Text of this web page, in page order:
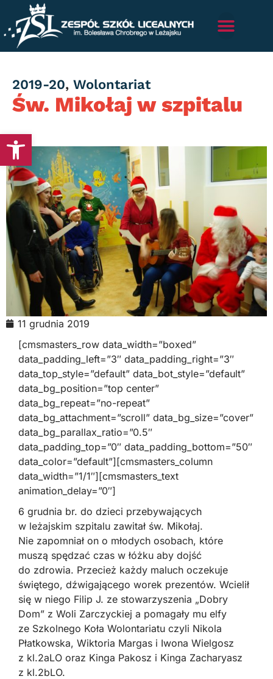
Otwórz pasek narzędzi
Św. Mikołaj w szpitalu
Category
2019-20, Wolontariat
11 grudnia 2019
[cmsmasters_row data_width=”boxed”
data_padding_left=”3″ data_padding_right=”3″
data_top_style=”default” data_bot_style=”default”
data_bg_position=”top center”
data_bg_repeat=”no-repeat”
data_bg_attachment=”scroll” data_bg_size=”cover”
data_bg_parallax_ratio=”0.5″
data_padding_top=”0″ data_padding_bottom=”50″
data_color=”default”][cmsmasters_column
data_width=”1/1″][cmsmasters_text
animation_delay=”0″]
6 grudnia br. do dzieci przebywających
w leżajskim szpitalu zawitał św. Mikołaj.
Nie zapomniał on o młodych osobach, które
muszą spędzać czas w łóżku aby dojść
do zdrowia. Przecież każdy maluch oczekuje
świętego, dźwigającego worek prezentów. Wcielił
się w niego Filip J. ze stowarzyszenia „Dobry
Dom” z Woli Zarczyckiej a pomagały mu elfy
ze Szkolnego Koła Wolontariatu czyli Nikola
Płatkowska, Wiktoria Margas i Iwona Wielgosz
z kl.2aLO oraz Kinga Pakosz i Kinga Zacharyasz
z kl.2bLO.